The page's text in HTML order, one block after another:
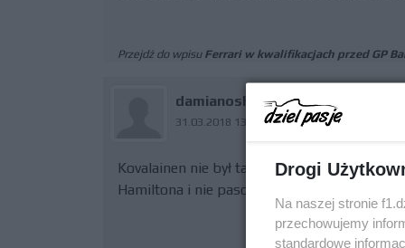
Przejdź do wpisu Ferrari w kwalifikacjach przed GP
damianosKimiFan
31.03.2018 13:31
Kovalainen nie był taki słaby, gdy się
Hamiltona i nie pasował Heikkiemu
Drogi
Na naszej stronie
przechowujemy
standardowe